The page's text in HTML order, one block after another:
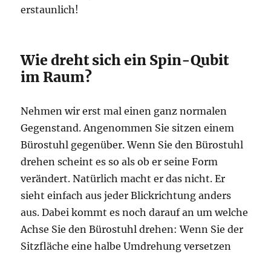
erstaunlich!
Wie dreht sich ein Spin-Qubit
im Raum?
Nehmen wir erst mal einen ganz normalen
Gegenstand. Angenommen Sie sitzen einem
Bürostuhl gegenüber. Wenn Sie den Bürostuhl
drehen scheint es so als ob er seine Form
verändert. Natürlich macht er das nicht. Er
sieht einfach aus jeder Blickrichtung anders
aus. Dabei kommt es noch darauf an um welche
Achse Sie den Bürostuhl drehen: Wenn Sie der
Sitzfläche eine halbe Umdrehung versetzen